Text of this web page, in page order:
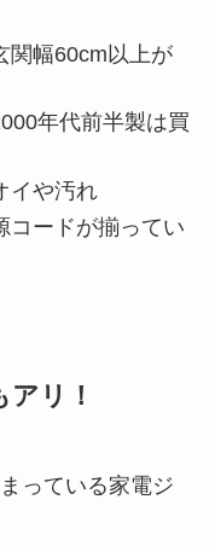
関幅60cm以上が
年代前半製は買
イや汚れ
コードが揃ってい
リ！
っている家電ジ